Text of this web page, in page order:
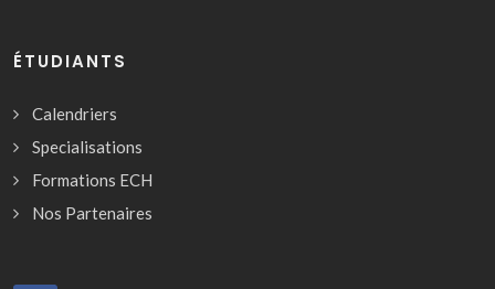
ÉTUDIANTS
Calendriers
Specialisations
Formations ECH
Nos Partenaires